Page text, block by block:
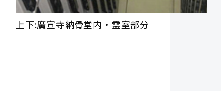
上下:廣宣寺納骨堂内・霊室部分